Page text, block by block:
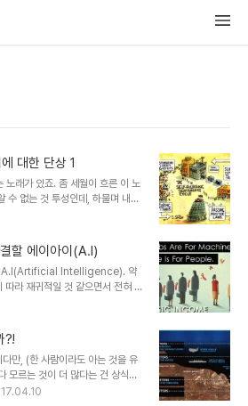
대한 단상 1
노래가 있죠. 좀 세월이 흐른 이 노
수 없는 것 투성인데, 하물며 내가
고 생각하는 그 마음에 공감이 가
각이 들 땐 차리라 그 생각에 그
도 왜 생각을 흩트려 놓았을까 하
일이죠. 그래서 공감이라는 말에
그렇구요. 그 노랠 찾아 듣는 것
났을까... 이런 자조 속에 세상을
할 에이아이(A.I)
A.I(Artificial Intelligence). 약
따라 재귀적일 것 같으면서 전혀 그
. 일반적으로 조류 인플루엔자를
사이에 점(.)으로 구분하고 있
었는지 정확히 알 순 없습니다만,
제목에서 유래되었지 않았을까
통 조류 독감을 지칭하는
에서는 잘 사용하지 않고 직접
?!
만, (한 사람이라도 아는 것을 유
모르는 것이 더 많다는 건 상식과
우연히 보게 된 아래의 애니메이션